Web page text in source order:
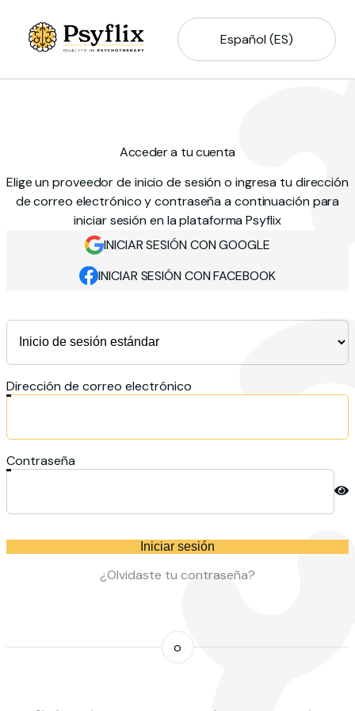
Español (ES)
Acceder a tu cuenta
Elige un proveedor de inicio de sesión o ingresa tu dirección
de correo electrónico y contraseña a continuación para
iniciar sesión en la plataforma Psyflix
INICIAR SESIÓN CON GOOGLE
INICIAR SESIÓN CON FACEBOOK
Dirección de correo electrónico
Contraseña
Iniciar sesión
¿Olvidaste tu contraseña?
o